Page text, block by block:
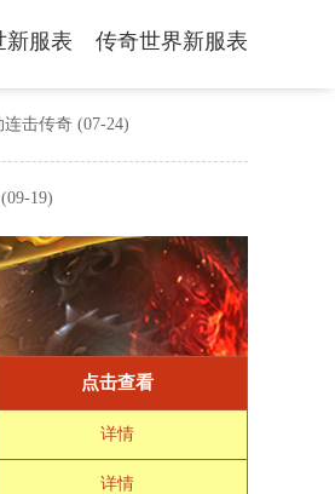
新服表 传奇世界新服表
连击传奇 (07-24)
(09-19)
点击查看
详情
详情